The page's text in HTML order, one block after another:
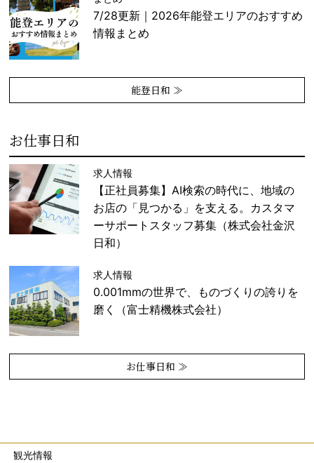
7/28更新｜2026年能登エリアのおすすめ
情報まとめ
能登日和 ≫
お仕事日和
求人情報
【正社員募集】AI検索の時代に、地域の
お店の「見つかる」を支える。カスタマ
ーサポートスタッフ募集（株式会社金沢
日和）
求人情報
0.001mmの世界で、ものづくりの誇りを
磨く（富士精機株式会社）
お仕事日和 ≫
観光情報